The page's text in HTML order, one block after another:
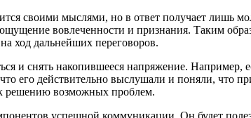
своими мыслями, но в ответ получает лишь
вовлеченности и признания. Таким
ход дальнейших переговоров.
снять накопившееся напряжение. Например,
его действительно выслушали и поняли, что
решению возможных проблем.
успешной коммуникации. Он будет